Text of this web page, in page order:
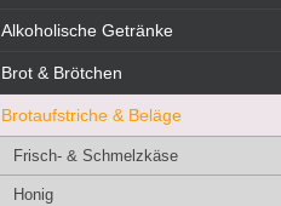
Alkoholische Getränke
Brot & Brötchen
Brotaufstriche & Beläge
Frisch- & Schmelzkäse
Honig